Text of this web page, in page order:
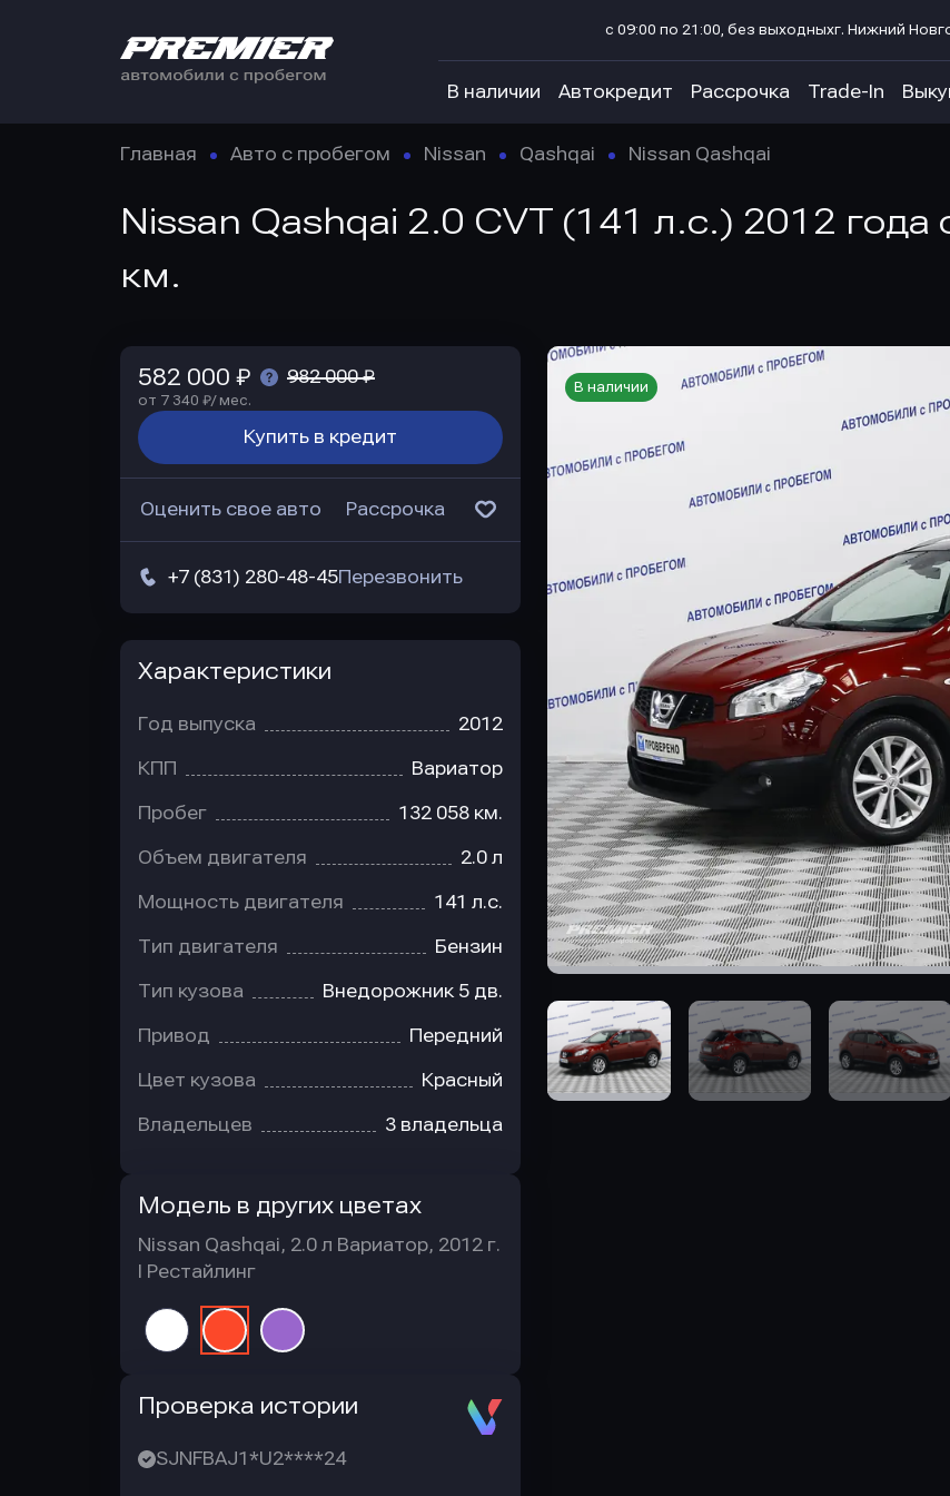
с 09:00 по 21:00, без выходныхг. Нижний
В наличии Автокредит Рассрочка Trade-In
Главная Авто с пробегом Nissan Qashqai Nissan Qashqai
Nissan Qashqai 2.0 CVT (141 л.с.) 2012
км.
В наличии
582 000 ₽ 982 000 ₽
от 7 340 ₽/ мес.
Купить в кредит
Оценить свое авто Рассрочка
+7 (831) 280-48-45Перезвонить
Характеристики
Год выпуска 2012
КПП Вариатор
Пробег 132 058 км.
Объем двигателя 2.0 л
Мощность двигателя 141 л.с.
Тип двигателя Бензин
Тип кузова Внедорожник 5 дв.
Привод Передний
Цвет кузова Красный
Владельцев 3 владельца
Модель в других цветах
Nissan Qashqai, 2.0 л Вариатор, 2012 г.
I Рестайлинг
Проверка истории
SJNFBAJ1*U2****24